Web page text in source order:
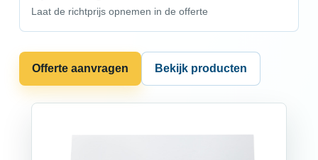
Laat de richtprijs opnemen in de offerte
Offerte aanvragen Bekijk producten